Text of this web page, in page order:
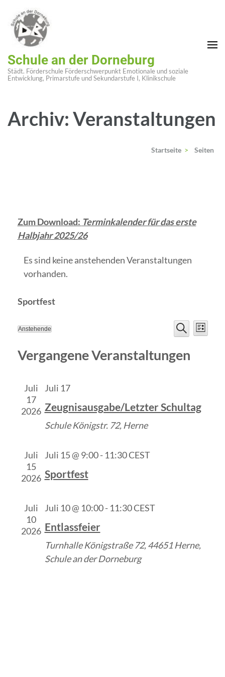
Inhalt
springen
drücken)
Schule an der Dorneburg
Städt. Förderschule Förderschwerpunkt Emotionale und soziale
Entwicklung, Primarstufe und Sekundarstufe I, Klinikschule
Archiv:Veranstaltungen
Startseite > Seiten
Zum Download: Terminkalender für das erste
Halbjahr 2025/26
Es sind keine anstehenden Veranstaltungen
vorhanden.
Sportfest
Suche
Suche
Liste
Anstehende
wählen.
Vergangene Veranstaltungen
Juli
17
2026
Juli 17
Zeugnisausgabe/Letzter Schultag
SchuleKönigstr. 72, Herne
Juli
15
2026
Juli 15 @ 9:00- 11:30CEST
Sportfest
Juli
10
2026
Juli 10 @ 10:00- 11:30CEST
Entlassfeier
TurnhalleKönigstraße 72, 44651 Herne,
Schule an der Dorneburg